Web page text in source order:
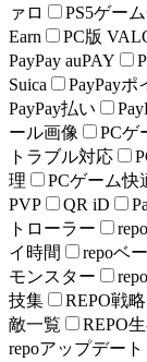
ァロ
PS5ゲー
Earn
PC版
PayPay auPAY
Suica
PayPayポ
PayPay払い
ール画像
PCゲ
トラブル対応
理
PCゲーム快
PVP
QR iD
トローラー
イ時間
repoベ
モンスター
技集
REPO戦
敵一覧
REPO
repoアップデート